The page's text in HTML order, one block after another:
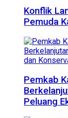
Konflik
Pemuda
Pemkab
Peluang